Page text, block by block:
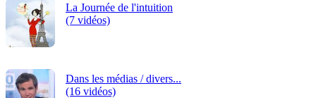
La Journée de l'intuition
(7 vidéos)
Dans les médias / divers...
(16 vidéos)